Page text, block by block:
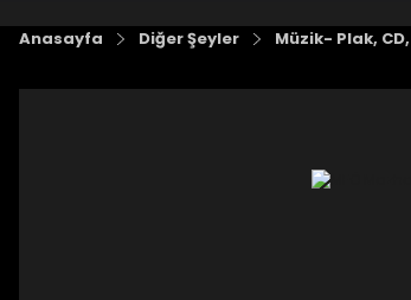
Anasayfa Diğer Şeyler Müzik- Plak,